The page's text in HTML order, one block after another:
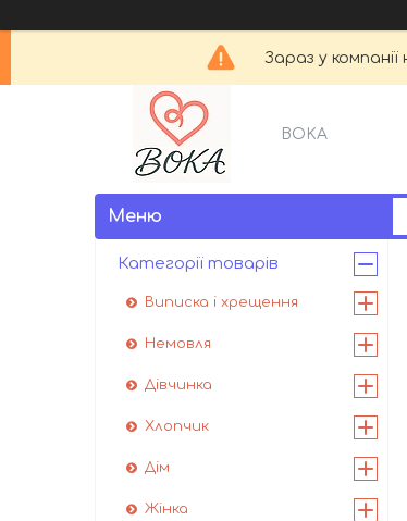
Зараз у
BOKA
Категорії товарів
Виписка і хрещення
Немовля
Дівчинка
Хлопчик
Дім
Жінка